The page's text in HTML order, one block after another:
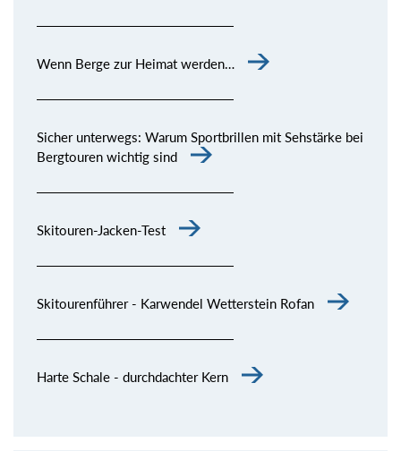
Wenn Berge zur Heimat werden…
Sicher unterwegs: Warum Sportbrillen mit Sehstärke bei
Bergtouren wichtig sind
Skitouren-Jacken-Test
Skitourenführer - Karwendel Wetterstein Rofan
Harte Schale - durchdachter Kern